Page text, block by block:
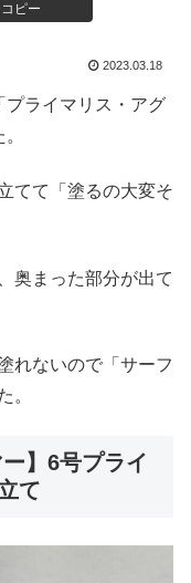
コピー
2023.03.18
プライマリス・アグ
てて「塗るの大変そ
奥まった部分が出て
れないので「サーフ
。
】6号プライ
て